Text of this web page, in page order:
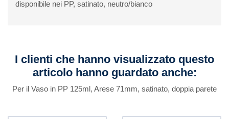
disponibile nei PP, satinato, neutro/bianco
I clienti che hanno visualizzato questo
articolo hanno guardato anche:
Per il Vaso in PP 125ml, Arese 71mm, satinato, doppia parete